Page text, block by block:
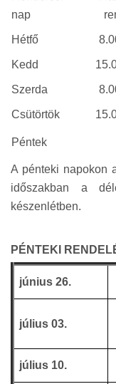
nap
Hétfő
Kedd
Szerda
Csütörtök
Péntek
A pénteki napokon
időszakban a
készenlétben.
PÉNTEKI
június 26.
július 03.
július 10.